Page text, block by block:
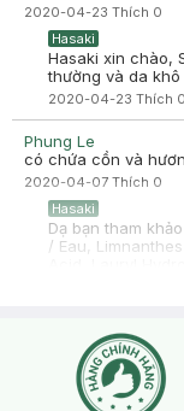
2020-04-23 Thích 0
Hasaki
Hasaki xin chào,
thường và da
2020-04-23 Thích 0
Phung Le
có chứa cồn và
2020-04-07 Thích 0
Hasaki
Dạ bạn tham
/ Eau,
Hydroxide,
Helianthus
Tocopherol,
2020-04-08 Thích